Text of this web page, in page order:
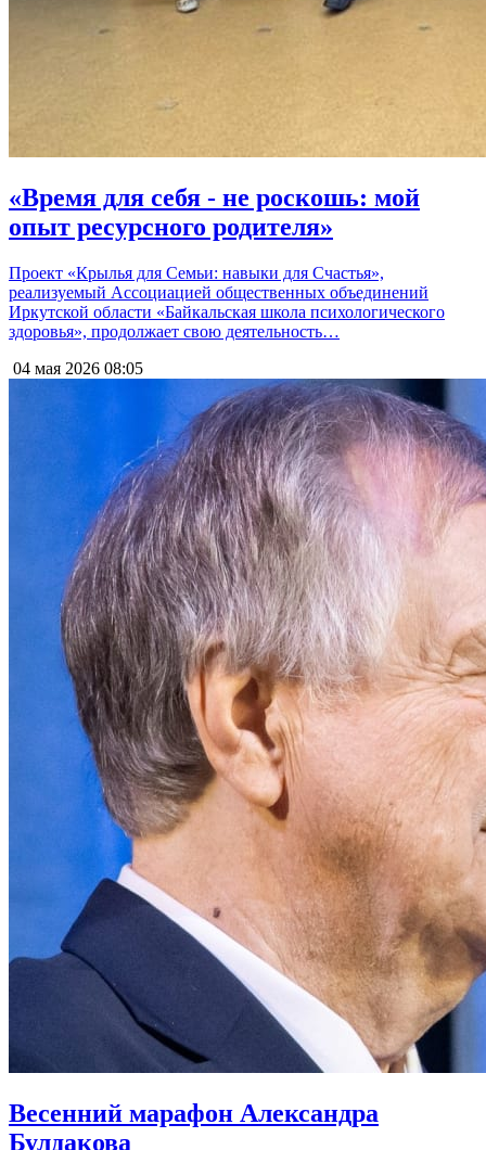
«Время для себя - не роскошь: мой
опыт ресурсного родителя»
Проект «Крылья для Семьи: навыки для Счастья»,
реализуемый Ассоциацией общественных объединений
Иркутской области «Байкальская школа психологического
здоровья», продолжает свою деятельность…
04 мая 2026 08:05
Весенний марафон Александра
Булдакова